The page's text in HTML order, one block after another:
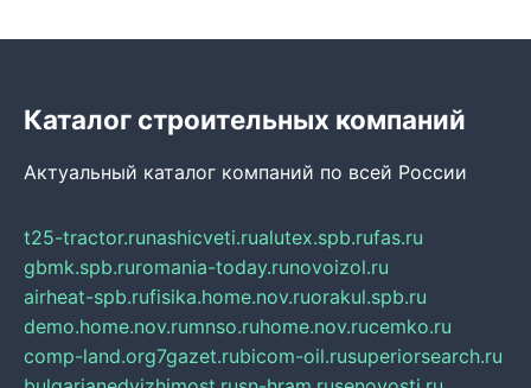
Каталог строительных компаний
Актуальный каталог компаний по всей России
t25-tractor.runashicveti.rualutex.spb.rufas.ru
gbmk.spb.ruromania-today.runovoizol.ru
airheat-spb.rufisika.home.nov.ruorakul.spb.ru
demo.home.nov.rumnso.ruhome.nov.rucemko.ru
comp-land.org7gazet.rubicom-oil.rusuperiorsearch.ru